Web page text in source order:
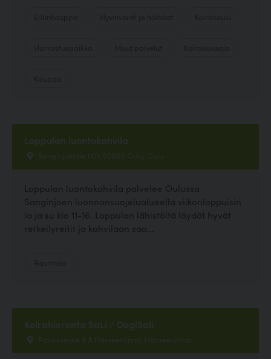
Loppulan luontokahvila
Sanginjoentie 1101, 90660 Oulu, Oulu
Loppulan luontokahvila palvelee Oulussa
Sanginjoen luonnonsuojelualueella viikonloppuisin
la ja su klo 11-16. Loppulan lähistöltä löydät hyvät
retkeilyreitit ja kahvilaan saa...
Koirahieronta SaLi / DogiSali
Paroistentie 6 A Hämeenlinna, Hämeenlinna